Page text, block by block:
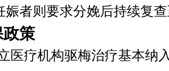
娠者则要求分娩后持续复
策
医疗机构驱梅治疗基本纳